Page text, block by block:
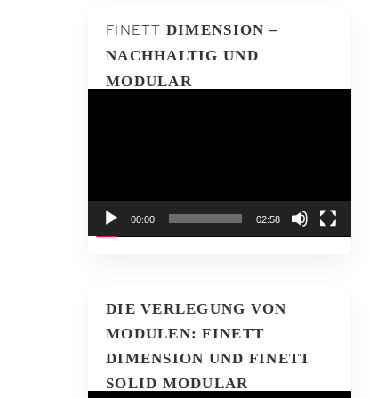
FINETT DIMENSION –
NACHHALTIG UND
MODULAR
00:00 02:58
DIE VERLEGUNG VON
MODULEN: FINETT
DIMENSION UND FINETT
SOLID MODULAR